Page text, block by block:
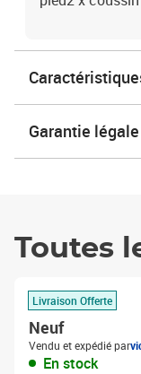
Garantie légale
Toutes
Livraison Offerte
Neuf
Vendu et expédié par
En stock